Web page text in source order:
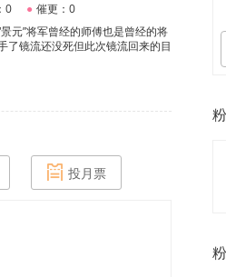
0 ● 催更：0
元”将军曾经的师傅也是曾经的将
了镜流还没死但此次镜流回来的目
投月票